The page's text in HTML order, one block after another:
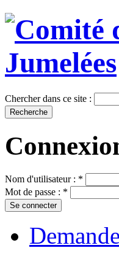
Chercher dans ce site :
Nom d'utilisateur : *
Mot de passe : *